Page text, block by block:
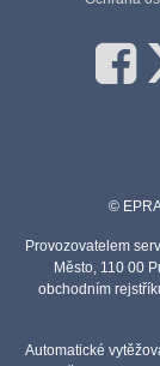
©
Provozovatelem
Město, 110 00
obchodním
Automatické